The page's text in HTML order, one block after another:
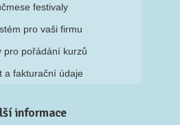
festivaly
pro vaši firmu
pro pořádání kurzů
a fakturační údaje
informace